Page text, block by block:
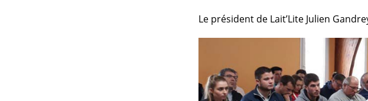
Le président de Lait’Lite Julien